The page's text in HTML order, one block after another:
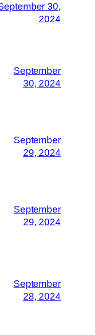
30,
2024
September
30, 2024
September
29, 2024
September
29, 2024
September
28, 2024